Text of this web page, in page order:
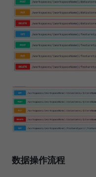
数据操作流程